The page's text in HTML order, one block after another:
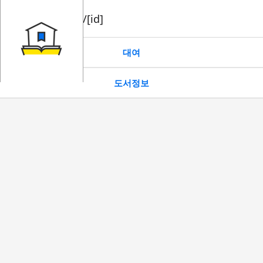
book/rent/[id]
대여
도서정보